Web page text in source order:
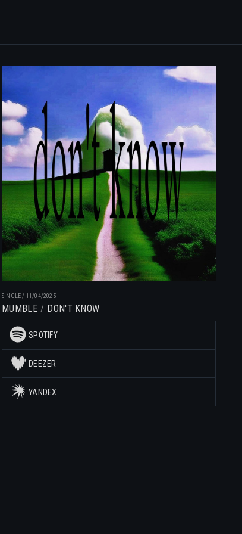
SINGLE/ 11/04/2025
MUMBLE DON'T KNOW
SPOTIFY
DEEZER
YANDEX